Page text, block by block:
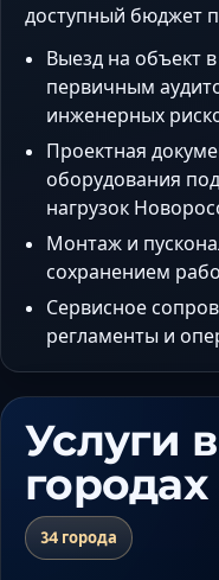
доступный бюджет
Выезд на объект
первичным
инженерных
Проектная
оборудования
нагрузок
Монтаж и
сохранением
Сервисное
регламенты и
Услуги
городах
34 города